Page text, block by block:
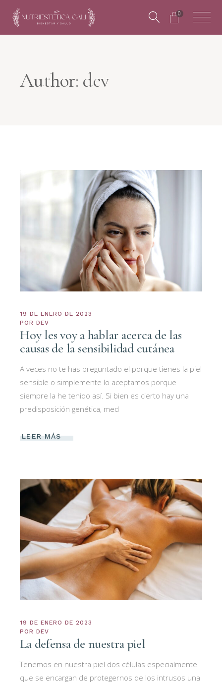
0
Author: dev
19 DE ENERO DE 2023
POR DEV
Hoy les voy a hablar acerca de las
causas de la sensibilidad cutánea
A veces no te has preguntado el porque tienes la piel
sensible o simplemente lo aceptamos porque
siempre la he tenido así. Si bien es cierto hay una
predisposición genética, med
LEER MÁS
19 DE ENERO DE 2023
POR DEV
La defensa de nuestra piel
Tenemos en nuestra piel dos células especialmente
que se encargan de protegernos de los intrusos una